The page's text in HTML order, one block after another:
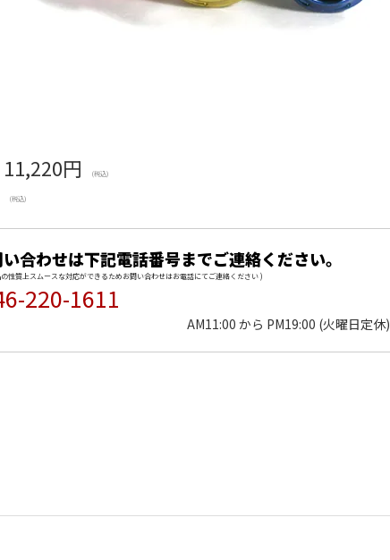
11,220円 (税込)
(税込)
合わせは下記電話番号までご連絡ください。
性質上スムースな対応ができるためお問い合わせはお電話にてご連絡ください )
220-1611
AM11:00 から PM19:00 (火曜日定休)